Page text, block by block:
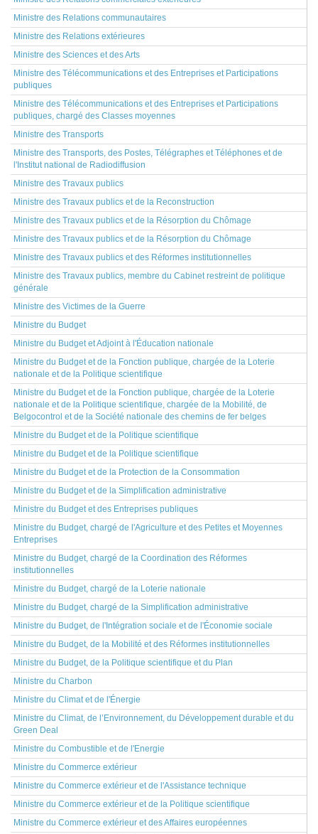
Ministre des Relations communautaires
Ministre des Relations extérieures
Ministre des Sciences et des Arts
Ministre des Télécommunications et des Entreprises et Participations
publiques
Ministre des Télécommunications et des Entreprises et Participations
publiques, chargé des Classes moyennes
Ministre des Transports
Ministre des Transports, des Postes, Télégraphes et Téléphones et de
l'Institut national de Radiodiffusion
Ministre des Travaux publics
Ministre des Travaux publics et de la Reconstruction
Ministre des Travaux publics et de la Résorption du Chômage
Ministre des Travaux publics et de la Résorption du Chômage
Ministre des Travaux publics et des Réformes institutionnelles
Ministre des Travaux publics, membre du Cabinet restreint de politique
générale
Ministre des Victimes de la Guerre
Ministre du Budget
Ministre du Budget et Adjoint à l'Éducation nationale
Ministre du Budget et de la Fonction publique, chargée de la Loterie
nationale et de la Politique scientifique
Ministre du Budget et de la Fonction publique, chargée de la Loterie
nationale et de la Politique scientifique, chargée de la Mobilité, de
Belgocontrol et de la Société nationale des chemins de fer belges
Ministre du Budget et de la Politique scientifique
Ministre du Budget et de la Politique scientifique
Ministre du Budget et de la Protection de la Consommation
Ministre du Budget et de la Simplification administrative
Ministre du Budget et des Entreprises publiques
Ministre du Budget, chargé de l'Agriculture et des Petites et Moyennes
Entreprises
Ministre du Budget, chargé de la Coordination des Réformes
institutionnelles
Ministre du Budget, chargé de la Loterie nationale
Ministre du Budget, chargé de la Simplification administrative
Ministre du Budget, de l'Intégration sociale et de l'Économie sociale
Ministre du Budget, de la Mobilité et des Réformes institutionnelles
Ministre du Budget, de la Politique scientifique et du Plan
Ministre du Charbon
Ministre du Climat et de l'Énergie
Ministre du Climat, de l’Environnement, du Développement durable et du
Green Deal
Ministre du Combustible et de l'Energie
Ministre du Commerce extérieur
Ministre du Commerce extérieur et de l'Assistance technique
Ministre du Commerce extérieur et de la Politique scientifique
Ministre du Commerce extérieur et des Affaires européennes